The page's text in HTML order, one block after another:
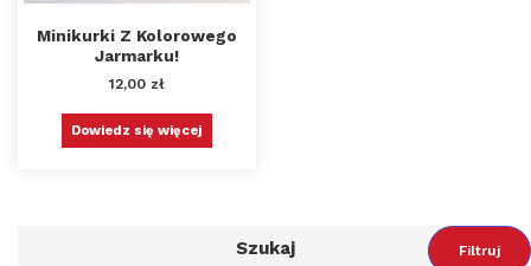
Minikurki Z Kolorowego
Jarmarku!
12,00 zł
Dowiedz się więcej
Szukaj Filtruj